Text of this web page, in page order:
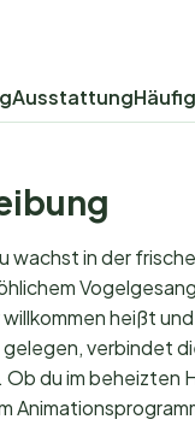
Ausstattung
wachst in der
heißt
verbindet
Ob du im beheizten